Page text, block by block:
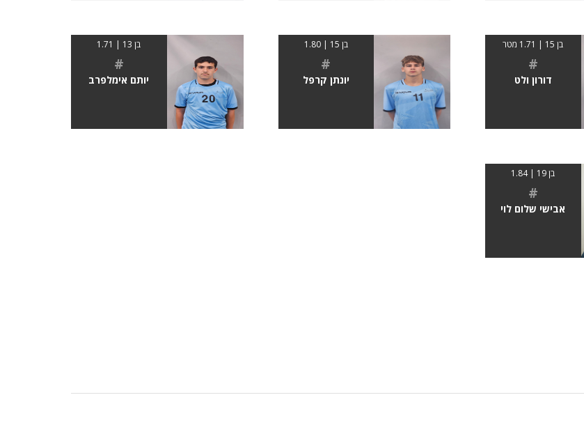
בן 15 | 1.71 מטר
#
דורון ולט
בן 15 | 1.80
#
יונתן קרפל
בן 13 | 1.71
#
יותם אימלפרב
בן 19 | 1.84
#
אבישי שלום לוי